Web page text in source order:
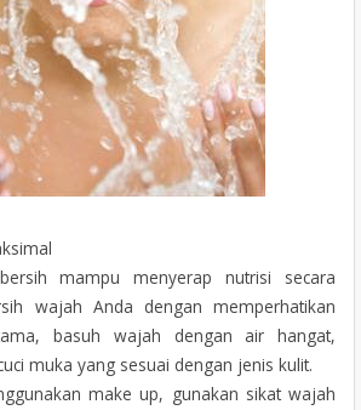
mampu menyerap nutrisi secara
wajah Anda dengan memperhatikan
basuh wajah dengan air hangat,
muka yang sesuai dengan jenis kulit.
make up, gunakan sikat wajah